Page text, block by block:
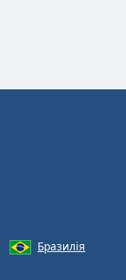
Бразилія